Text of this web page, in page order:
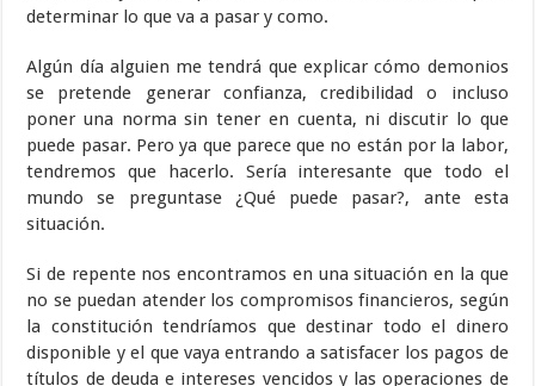
determinar lo que va a pasar y como.
Algún día alguien me tendrá que explicar cómo demonios
se pretende generar confianza, credibilidad o incluso
poner una norma sin tener en cuenta, ni discutir lo que
puede pasar. Pero ya que parece que no están por la labor,
tendremos que hacerlo. Sería interesante que todo el
mundo se preguntase ¿Qué puede pasar?, ante esta
situación.
Si de repente nos encontramos en una situación en la que
no se puedan atender los compromisos financieros, según
la constitución tendríamos que destinar todo el dinero
disponible y el que vaya entrando a satisfacer los pagos de
títulos de deuda e intereses vencidos y las operaciones de